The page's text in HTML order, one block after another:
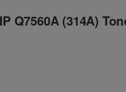
Q7560A (314A)